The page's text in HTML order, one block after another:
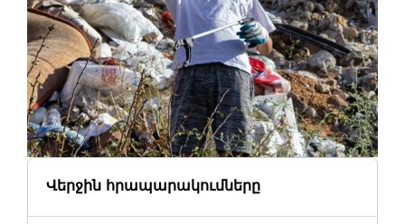
Վերջին հրապարակումները